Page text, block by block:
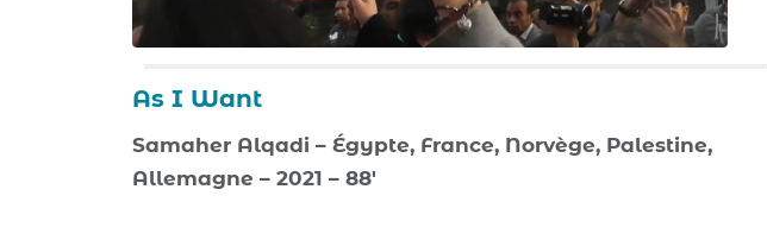
As I Want
Samaher Alqadi – Égypte, France, Norvège, Palestine,
Allemagne – 2021 – 88′